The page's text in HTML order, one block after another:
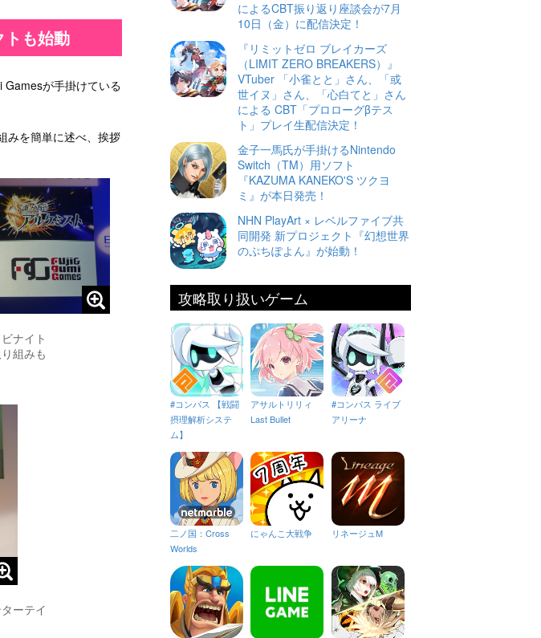
トも始動
Gamesが手掛けている
みを簡単に述べ、挨拶
ナイト
組みも
ーテイ
によるCBT振り返り座談会が7月
10日（金）に配信決定！
『リミットゼロ ブレイカーズ
（LIMIT ZERO BREAKERS）』
VTuber 「小雀とと」さん、「或
世イヌ」さん、「心白てと」さん
による CBT「プロローグβテス
ト」プレイ生配信決定！
金子一馬氏が手掛けるNintendo
Switch（TM）用ソフト
『KAZUMA KANEKO'S ツクヨ
ミ』が本日発売！
NHN PlayArt × レベルファイブ共
同開発 新プロジェクト『幻想世界
のぷちぽよん』が始動！
攻略取り扱いゲーム
#コンパス 【戦闘
摂理解析システ
ム】
アサルトリリィ
Last Bullet
#コンパス ライブ
アリーナ
二ノ国：Cross
Worlds
にゃんこ大戦争 リネージュM